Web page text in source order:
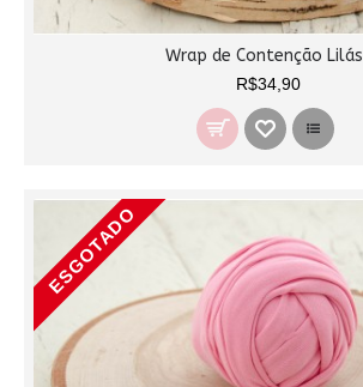
Wrap de Contenção Lilás I
R$34,90
ESGOTADO